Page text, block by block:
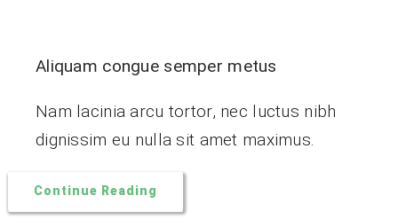
Aliquam congue semper metus
Nam lacinia arcu tortor, nec luctus nibh
dignissim eu nulla sit amet maximus.
Continue Reading